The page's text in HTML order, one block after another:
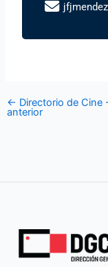
← Directorio de Cine
anterior